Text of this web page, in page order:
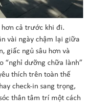
hơn cả trước khi đi.
vài ngày chậm lại giữa
giấc ngủ sâu hơn và
“nghỉ dưỡng chữa lành”
thích trên toàn thế
check-in sang trọng,
thân tâm trí một cách